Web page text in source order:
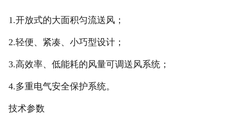
1.开放式的大面积匀流送风；
2.轻便、紧凑、小巧型设计；
3.高效率、低能耗的风量可调送风系统；
4.多重电气安全保护系统。
技术参数